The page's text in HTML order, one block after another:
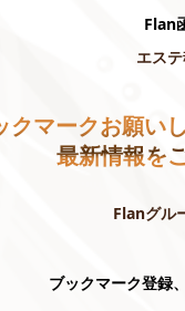
Flan
エス
マークお願い
最新情報を
Flanグル
ブックマーク登録